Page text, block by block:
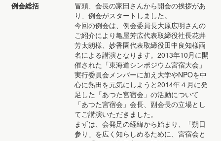
例会総括
冒頭、会長の家田さんから開会の挨拶があ
り、例会がスタートしました。
今回の例会は、例会委員長大原広明さんの
ご紹介により亀屋芳広代表取締役社長花井
芳太朗様、妙香園代表取締役田中良知様両
名による講演となります。2013年10月に開
催された「東海道シンポジウム宮宿大会」
実行委員会メンバーに加え大学やNPOを中
心に熱田を元気にしようと2014年４月に発
足した「あつた宮宿会」の活動について
「あつた宮宿会」会長、副会長の立場とし
てご講演いただきました。
まずは、会発足の経緯から始まり、「朔日
参り」を広く知らしめるために、宮宿会と